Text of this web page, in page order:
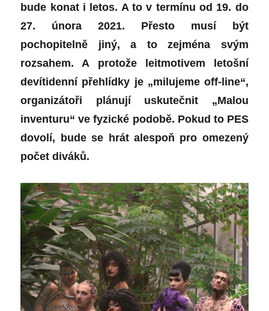
bude konat i letos. A to v termínu od 19. do
27. února 2021. Přesto musí být
pochopitelně jiný, a to zejména svým
rozsahem. A protože leitmotivem letošní
devítidenní přehlídky je „milujeme off-line“,
organizátoři plánují uskutečnit „Malou
inventuru“ ve fyzické podobě. Pokud to PES
dovolí, bude se hrát alespoň pro omezený
počet diváků.